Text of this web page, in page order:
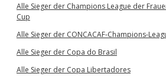
Alle Sieger der Champions League der
Cup
Alle Sieger der CONCACAF-Champions-
Alle Sieger der Copa do Brasil
Alle Sieger der Copa Libertadores